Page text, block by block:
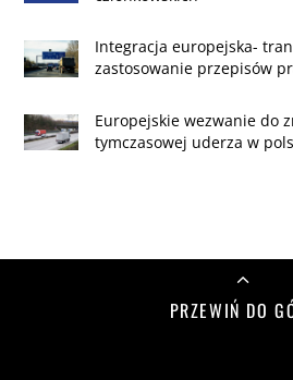
Integracja europejska-
zastosowanie przepisów
Europejskie wezwanie do
tymczasowej uderza w
PRZEWIŃ DO